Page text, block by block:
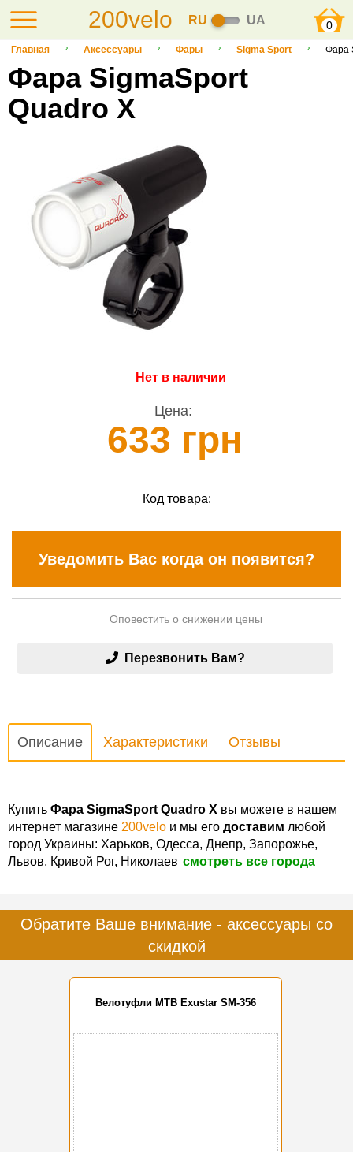
200velo RU UA 0
Главная Аксессуары Фары Sigma Sport Фара
Фара SigmaSport
Quadro X
Нет в наличии
Цена:
633 грн
Код товара:
Уведомить Вас когда он появится?
Оповестить о снижении цены
Перезвонить Вам?
Описание Характеристики Отзывы
Купить Фара SigmaSport Quadro X вы можете в нашем
интернет магазине 200velo и мы его доставим любой
город Украины: Харьков, Одесса, Днепр, Запорожье,
Львов, Кривой Рог, Николаев смотреть все города
Обратите Ваше внимание - аксессуары со
скидкой
Велотуфли MTB Exustar SM-356